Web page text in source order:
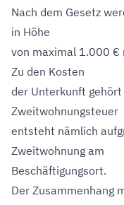
Nach dem Gesetz
in Höhe
von maximal 1.000 €
Zu den Kosten
der Unterkunft
Zweitwohnungsteuer
entsteht nämlich
Zweitwohnung am
Beschäftigungsort.
Der Zusammenhang